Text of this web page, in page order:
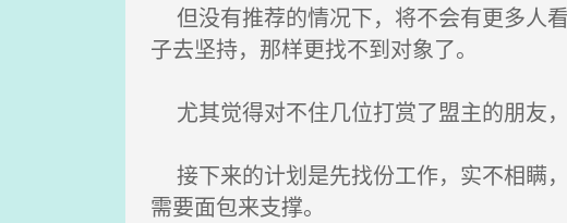
但没有推荐的情况下，将不会有更多人
子去坚持，那样更找不到对象了。
尤其觉得对不住几位打赏了盟主的朋友
接下来的计划是先找份工作，实不相瞒
需要面包来支撑。